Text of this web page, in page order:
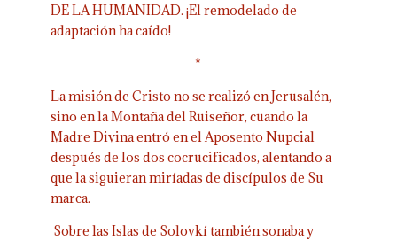
DE LA HUMANIDAD. ¡El remodelado de
adaptación ha caído!
*
La misión de Cristo no se realizó en Jerusalén,
sino en la Montaña del Ruiseñor, cuando la
Madre Divina entró en el Aposento Nupcial
después de los dos cocrucificados, alentando a
que la siguieran miríadas de discípulos de Su
marca.
Sobre las Islas de Solovkí también sonaba y